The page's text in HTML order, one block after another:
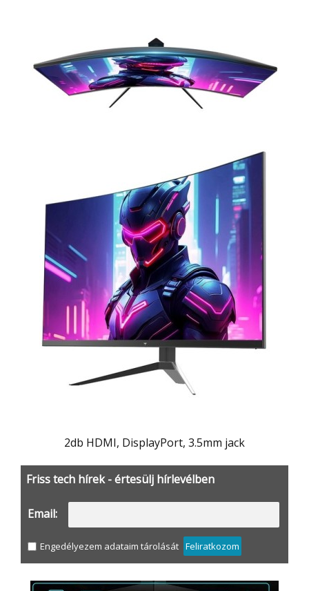
2db HDMI, DisplayPort, 3.5mm jack
Friss tech hírek - értesülj hírlevélben
Email:
Engedélyezem adataim tárolását Feliratkozom